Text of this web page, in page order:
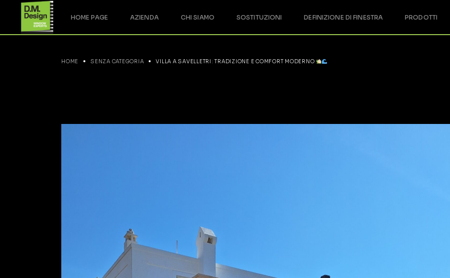
HOME PAGE AZIENDA CHI SIAMO SOSTITUZIONI DEFINIZIONE DI FINESTRA PRODOTTI
HOME SENZA CATEGORIA VILLA A SAVELLETRI: TRADIZIONE E COMFORT MODERNO